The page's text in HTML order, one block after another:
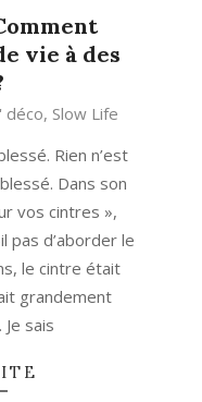
vie à des
déco, Slow Life
Rien n’est
Dans son
vos cintres »,
pas d’aborder le
le cintre était
grandement
sais